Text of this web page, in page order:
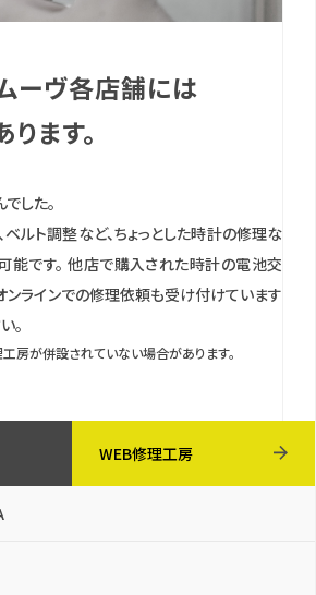
ーヴ各店舗には
ます。
した。
ルト調整など、ちょっとした時計の修理な
能です。 他店で購入された時計の電池交
ンラインでの修理依頼も受け付けています
。
房が併設されていない場合があります。
WEB修理工房